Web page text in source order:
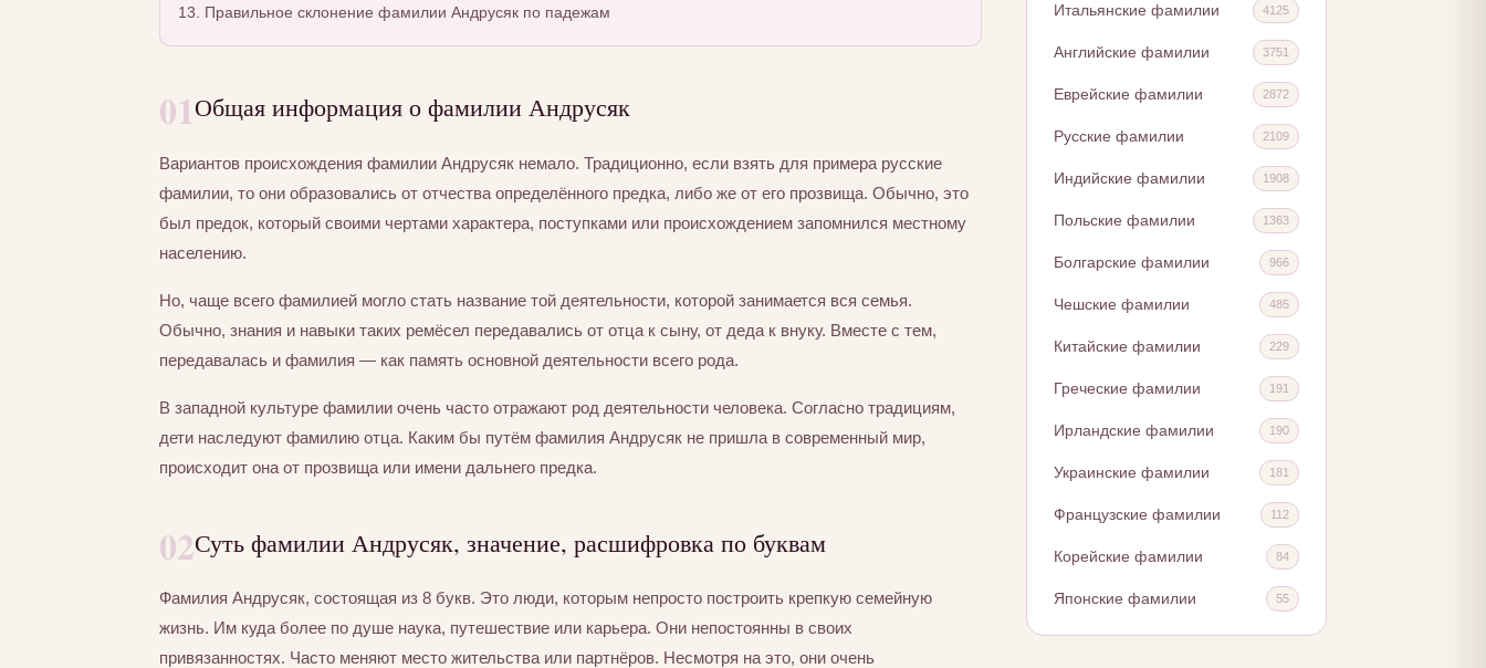
Правильное склонение фамилии Андрусяк по падежам
01Общая информация о фамилии Андрусяк
Вариантов происхождения фамилии Андрусяк немало. Традиционно, если взять для примера русские
фамилии, то они образовались от отчества определённого предка, либо же от его прозвища. Обычно, это
был предок, который своими чертами характера, поступками или происхождением запомнился местному
населению.
Но, чаще всего фамилией могло стать название той деятельности, которой занимается вся семья.
Обычно, знания и навыки таких ремёсел передавались от отца к сыну, от деда к внуку. Вместе с тем,
передавалась и фамилия — как память основной деятельности всего рода.
В западной культуре фамилии очень часто отражают род деятельности человека. Согласно традициям,
дети наследуют фамилию отца. Каким бы путём фамилия Андрусяк не пришла в современный мир,
происходит она от прозвища или имени дальнего предка.
02Суть фамилии Андрусяк, значение, расшифровка по буквам
Фамилия Андрусяк, состоящая из 8 букв. Это люди, которым непросто построить крепкую семейную
жизнь. Им куда более по душе наука, путешествие или карьера. Они непостоянны в своих
привязанностях. Часто меняют место жительства или партнёров. Несмотря на это, они очень
Итальянские фамилии 4125
Английские фамилии 3751
Еврейские фамилии 2872
Русские фамилии 2109
Индийские фамилии 1908
Польские фамилии 1363
Болгарские фамилии 966
Чешские фамилии 485
Китайские фамилии 229
Греческие фамилии 191
Ирландские фамилии 190
Украинские фамилии 181
Французские фамилии 112
Корейские фамилии 84
Японские фамилии 55